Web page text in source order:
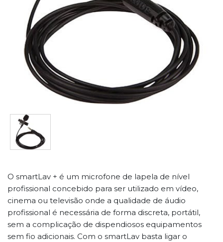
O smartLav + é um microfone de lapela de nível
profissional concebido para ser utilizado em vídeo,
cinema ou televisão onde a qualidade de áudio
profissional é necessária de forma discreta, portátil,
sem a complicação de dispendiosos equipamentos
sem fio adicionais. Com o smartLav basta ligar o